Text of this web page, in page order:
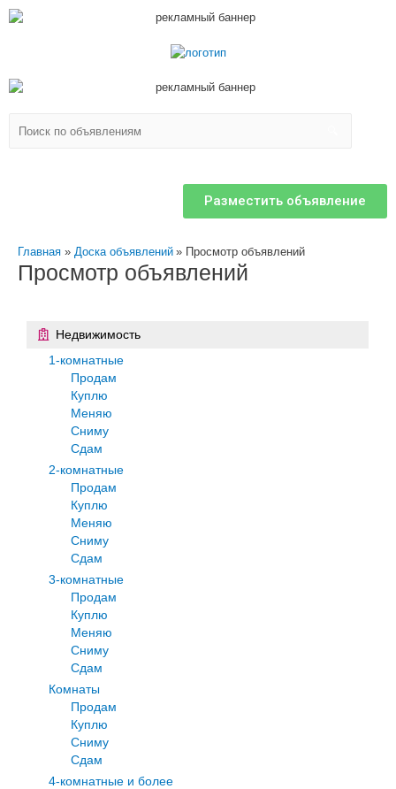
Разместить объявление
Главная Доска объявлений Просмотр объявлений
Просмотр объявлений
Недвижимость
1-комнатные
Продам
Куплю
Меняю
Сниму
Сдам
2-комнатные
Продам
Куплю
Меняю
Сниму
Сдам
3-комнатные
Продам
Куплю
Меняю
Сниму
Сдам
Комнаты
Продам
Куплю
Сниму
Сдам
4-комнатные и более